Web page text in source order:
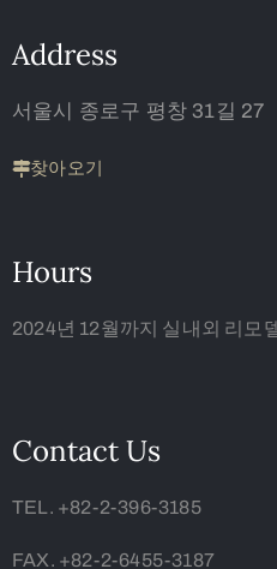
Address
서울시 종로구 평창 31길 27
찾아오기
Hours
2024년 12월까지 실내외 리모
Contact Us
TEL. +82-2-396-3185
FAX. +82-2-6455-3187